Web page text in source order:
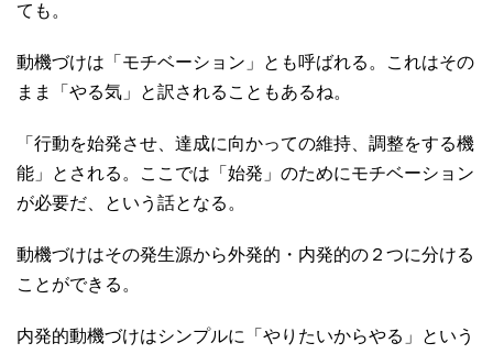
ても。
動機づけは「モチベーション」とも呼ばれる。これはその
まま「やる気」と訳されることもあるね。
「行動を始発させ、達成に向かっての維持、調整をする機
能」とされる。ここでは「始発」のためにモチベーション
が必要だ、という話となる。
動機づけはその発生源から外発的・内発的の２つに分ける
ことができる。
内発的動機づけはシンプルに「やりたいからやる」という